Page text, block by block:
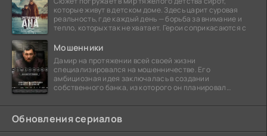
которые живут в детском доме. Здесь царит суровая
реальность, где каждый день — борьба за внимание и
тепло, которых так не хватает. Герои соприкасаются с
Мошенники
Дамир на протяжении всей своей жизни
специализировался на мошенничестве. Его
амбициозная идея заключалась в создании
собственного банка, из которого он планировал
Обновления сериалов